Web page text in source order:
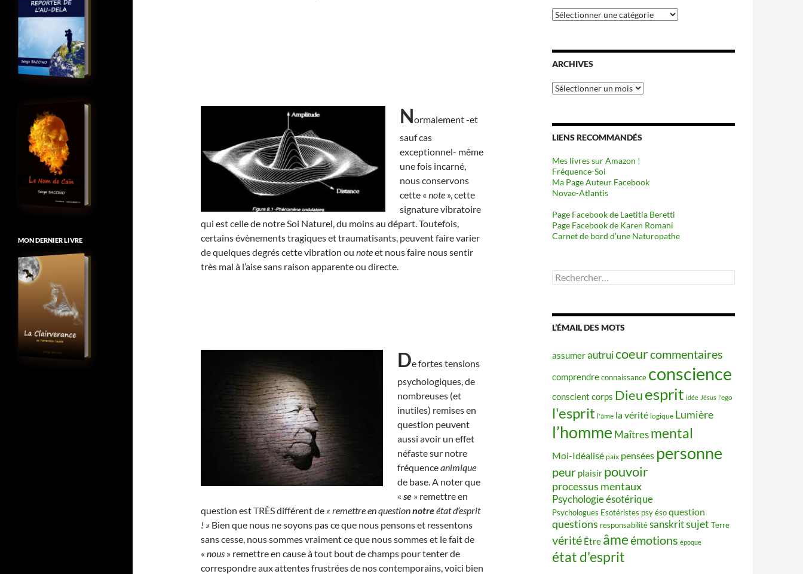
Normalement -et
sauf cas
exceptionnel- même
une fois incarné,
nous conservons
cette « note », cette
signature vibratoire
qui est celle de notre Soi Naturel, du moins au départ. Toutefois,
certains évènements tragiques et traumatisants, peuvent faire varier
de quelques degrés cette vibration ou noteet nous faire nous sentir
très mal à l’aise sans raison apparente ou directe.
De fortes tensions
psychologiques, de
nombreuses (et
inutiles) remises en
question peuvent
aussi avoir un effet
néfaste sur notre
fréquenceanimique
de base. A noter que
« se » remettre en
question est TRÈS différent de « remettre en questionnotreétat d’esprit
! » Bien que nous ne soyons pas ce que nous pensons et ressentons
sans cesse, nous sommes vraiment ce que nous sommes et le fait de
« nous » remettre en cause à tout bout de champs pour tenter de
correspondre aux attentes frustrées de nos contemporains, voici bien
Catégories
ARCHIVES
Archives
LIENS RECOMMANDÉS
Mes livres sur Amazon !
Fréquence-Soi
Ma Page Auteur Facebook
Novae-Atlantis
Page Facebook de Laetitia Beretti
Page Facebook de Karen Romani
Carnet de bord d’une Naturopathe
Rechercher :
L’ÉMAIL DES MOTS
assumerautruicoeurcommentaires
comprendreconnaissance conscience
conscient corps Dieuesprit idée Jésus l'ego
l'esprit l'âme la vérité logique Lumière
l’homme Maîtres mental
Moi-Idéalisé paix pensées personne
peur plaisir pouvoir
processus mentaux
Psychologie ésotérique
Psychologues Esotéristes psy ésoquestion
questions responsabilitésanskritsujet Terre
vérité Être âmeémotions époque
état d'esprit
MON DERNIER LIVRE